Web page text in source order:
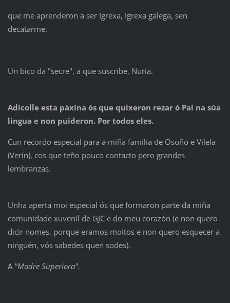
que me aprenderon a ser Igrexa, Igrexa galega, sen
decatarme.
Un bico da "secre", a que suscribe, Nuria.
Adícolle esta páxina ós que quixeron rezar ó Pai na súa
lingua e non puideron. Por todos eles.
Cun recordo especial para a miña familia de Osoño e Vilela
(Verín), cos que teño pouco contacto pero grandes
lembranzas.
Unha aperta moi especial ós que formaron parte da miña
comunidade xuvenil de GJC e do meu corazón (e non quero
dicir nomes, porque eramos moitos e non quero esquecer a
ninguén, vós sabedes quen sodes).
A "Madre Superiora".